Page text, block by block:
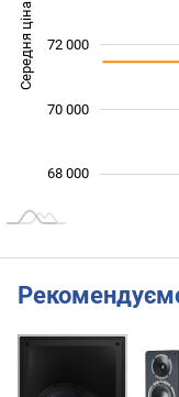
Середня ціна 68 000
68 000
70 000
72 000